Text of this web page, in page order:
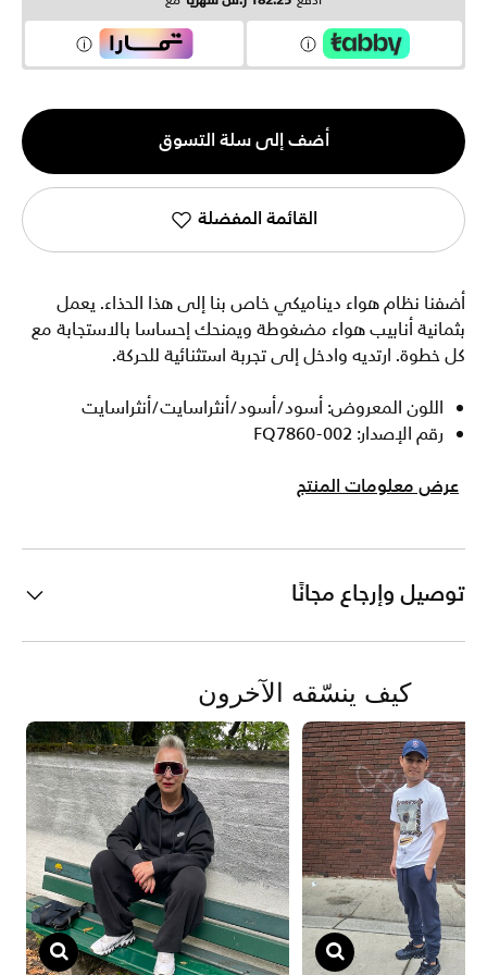
الكمية
1
أضف إلى سلة التسوق
القائمة المفضلة
أضفنا نظام هواء ديناميكي خاص بنا إلى هذا الحذاء. يعمل
بثمانية أنابيب هواء مضغوطة ويمنحك إحساسا بالاستجابة مع
كل خطوة. ارتديه وادخل إلى تجربة استثنائية للحركة.
اللون المعروض: أسود/أسود/أنثراسايت/أنثراسايت
رقم الإصدار: FQ7860-002
عرض معلومات المنتج
توصيل وإرجاع مجانًا